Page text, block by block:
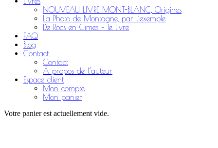
NOUVEAU LIVRE MONT-BLANC, Origines
La Photo de Montagne, par l’exemple
De Rocs en Cimes – le livre
FAQ
Blog
Contact
Contact
À propos de l’auteur
Espace client
Mon compte
Mon panier
Votre panier est actuellement vide.